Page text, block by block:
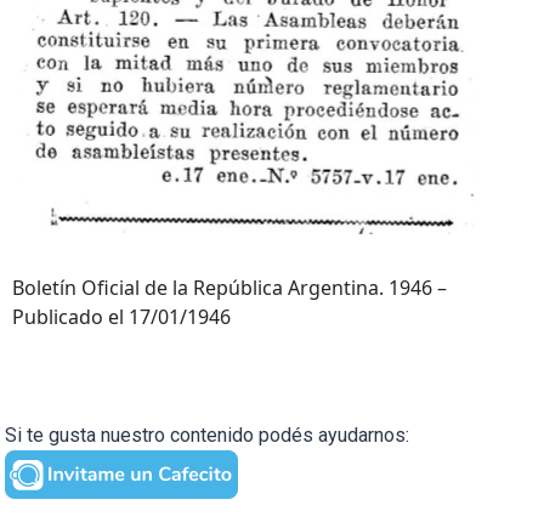
Boletín Oficial de la República Argentina. 1946 –
Publicado el 17/01/1946
Si te gusta nuestro contenido podés ayudarnos: